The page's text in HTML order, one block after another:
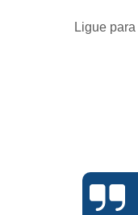
Ligue para